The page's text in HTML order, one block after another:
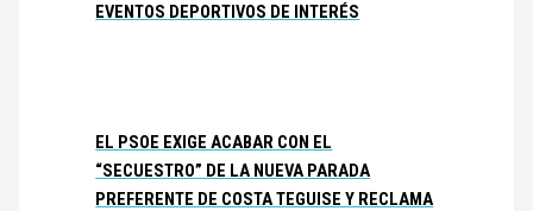
EVENTOS DEPORTIVOS DE INTERÉS
EL PSOE EXIGE ACABAR CON EL
“SECUESTRO” DE LA NUEVA PARADA
PREFERENTE DE COSTA TEGUISE Y RECLAMA